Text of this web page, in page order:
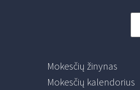
Mokesčių žinynas
Mokesčių kalendorius